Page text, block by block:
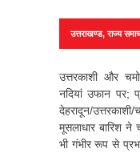
उत्तराखण्ड,राज्य
उत्तरकाशी और
नदियां उफान पर;
देहरादून/
मूसलाधार बारिश ने
भी गंभीर रूप से